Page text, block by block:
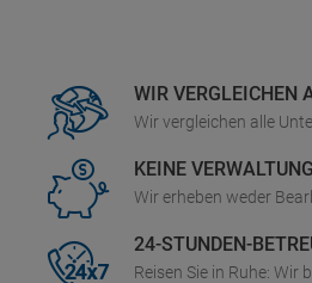
WIR VERGLEICHEN
Wir vergleichen alle
KEINE
Wir erheben weder
24-STUNDEN-
Reisen Sie in Ruhe: Wir